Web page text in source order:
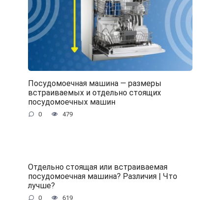
Посудомоечная машина — размеры
встраиваемых и отдельно стоящих
посудомоечных машин
0 479
Отдельно стоящая или встраиваемая
посудомоечная машина? Различия | Что
лучше?
0 619